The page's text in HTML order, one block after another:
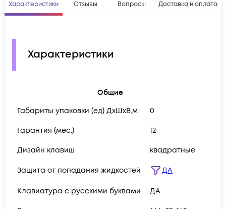
Характеристики Отзывы Вопросы Доставка и оплата
Характеристики
Общие
Габариты упаковки (ед) ДхШхВ,м
0
Гарантия (мес.) 12
Дизайн клавиш квадратные
Защита от попадания жидкостей ДА
Клавиатура с русскими буквами ДА